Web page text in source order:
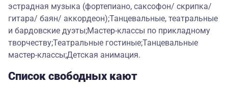
эстрадная музыка (фортепиано, саксофон/ скрипка/
гитара/ баян/ аккордеон);Танцевальные, театральные
и бардовские дуэты;Мастер-классы по прикладному
творчеству;Театральные гостиные;Танцевальные
мастер-классы;Детская анимация.
Список свободных кают